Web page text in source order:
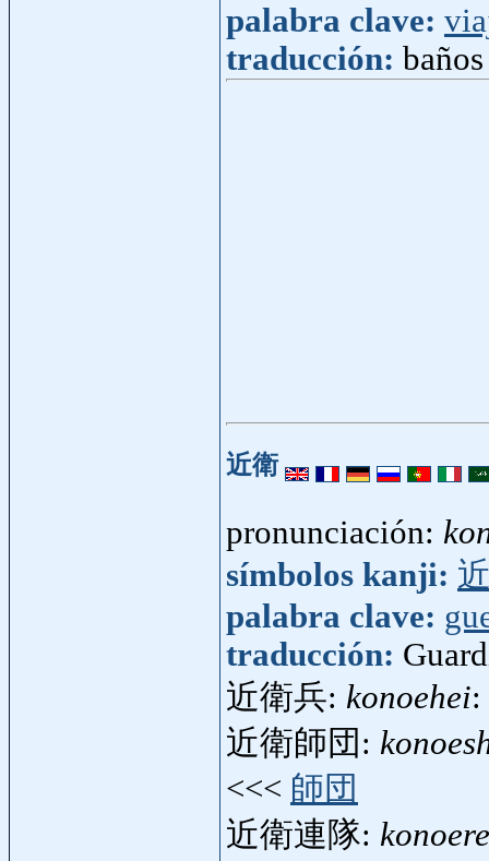
palabra clave:
traducción:
近衛
pronunciación:
símbolos kanji:
palabra clave:
traducción:
近衛兵: konoehei
近衛師団:
<<< 師団
近衛連隊: